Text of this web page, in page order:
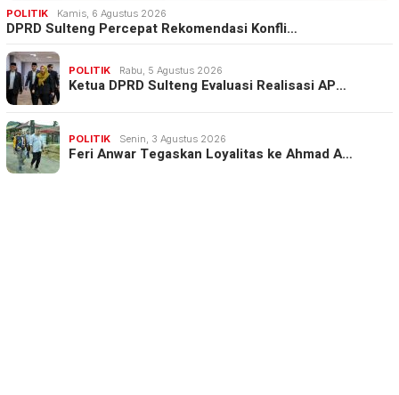
POLITIK Kamis, 6 Agustus 2026
DPRD Sulteng Percepat Rekomendasi Konfli…
POLITIK Rabu, 5 Agustus 2026
Ketua DPRD Sulteng Evaluasi Realisasi AP…
POLITIK Senin, 3 Agustus 2026
Feri Anwar Tegaskan Loyalitas ke Ahmad A…